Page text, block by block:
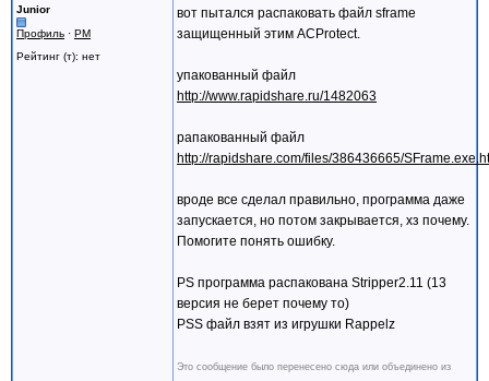
Junior
Профиль · PM
Рейтинг (т): нет
вот пытался распаковать файл sframe
защищенный этим ACProtect.
упакованный файл
http://www.rapidshare.ru/1482063
рапакованный файл
http://rapidshare.com/files/386436665/
вроде все сделал правильно, программа даже
запускается, но потом закрывается, хз почему.
Помогите понять ошибку.
PS программа распакована Stripper2.11 (13
версия не берет почему то)
PSS файл взят из игрушки Rappelz
Это сообщение было перенесено сюда или объединено из